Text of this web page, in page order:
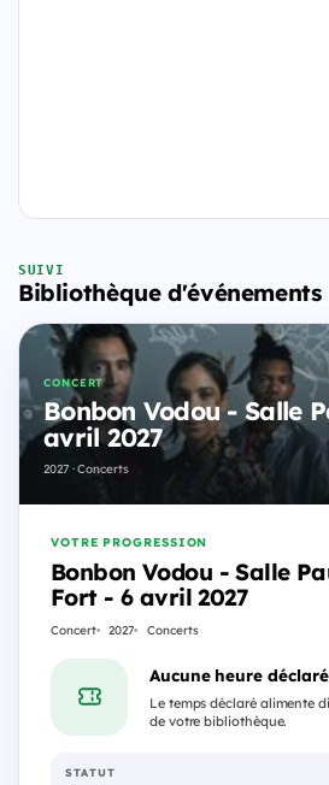
SUIVI
Bibliothèque d'événements
CONCERT
Bonbon Vodou - Salle
avril 2027
2027 · Concerts
VOTRE PROGRESSION
Bonbon Vodou - Salle
Fort - 6 avril 2027
Concert 2027 Concerts
Aucune heure
Le temps déclaré alimente
de votre bibliothèque.
STATUT